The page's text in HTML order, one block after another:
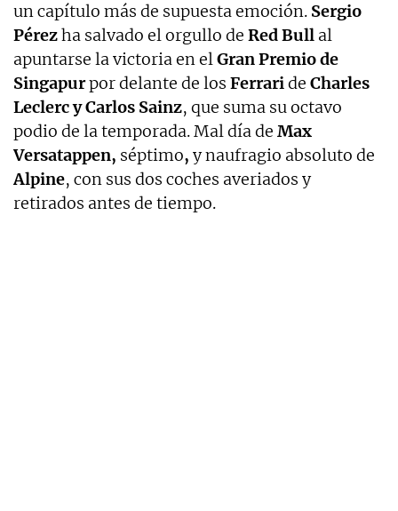
un capítulo más de supuesta emoción. Sergio
Pérezha salvado el orgullo de Red Bull al
apuntarse la victoria en elGran Premio de
Singapurpor delante de los Ferraride Charles
Leclerc y Carlos Sainz, que suma su octavo
podio de la temporada. Mal día de Max
Versatappen, séptimo, y naufragio absoluto de
Alpine, con sus dos coches averiados y
retirados antes de tiempo.